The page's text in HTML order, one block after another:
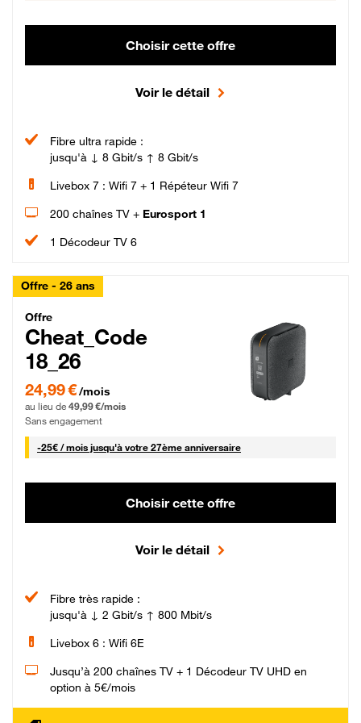
Choisir cette offre
Voir le détail
Fibre ultra rapide :
jusqu'à ↓ 8 Gbit/s ↑ 8 Gbit/s
Livebox 7 : Wifi 7 + 1 Répéteur Wifi 7
200 chaînes TV + Eurosport 1
1 Décodeur TV 6
Offre - 26 ans
Cheat_Code Fibre_18_26
Offre
Cheat_Code
18_26
24,99 € par mois pendant 0 mois puis 49,99 € par mois, Sans engagement
24,99 €/mois
au lieu de 49,99 €/mois
Sans engagement
-25€ / mois25 € par mois
jusqu'à votre 27ème anniversaire
Choisir cette offre
Voir le détail
Fibre très rapide :
jusqu'à ↓ 2 Gbit/s ↑ 800 Mbit/s
Livebox 6 : Wifi 6E
Jusqu’à 200 chaînes TV + 1 Décodeur TV UHD en
option à 5€/mois